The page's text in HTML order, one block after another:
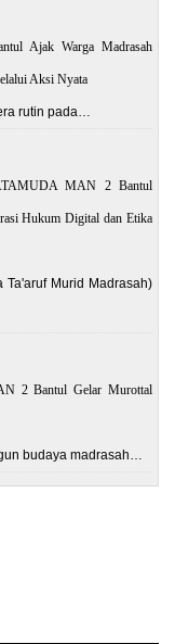
Ajak Warga Madrasah
Aksi Nyata
rutin pada…
MAN 2 Bantul
Hukum Digital dan Etika
Ta'aruf Murid Madrasah)
2 Bantul Gelar Murottal
budaya madrasah…